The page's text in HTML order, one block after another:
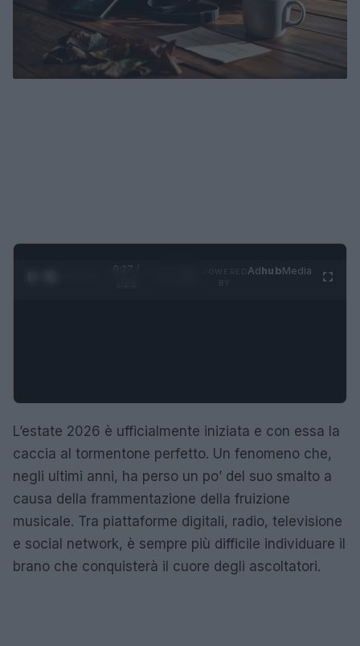
0:28 /
AdhubMedia
L’estate 2026 è ufficialmente iniziata e con essa la
caccia al tormentone perfetto. Un fenomeno che,
negli ultimi anni, ha perso un po’ del suo smalto a
causa della frammentazione della fruizione
musicale. Tra piattaforme digitali, radio, televisione
e social network, è sempre più difficile individuare il
brano che conquisterà il cuore degli ascoltatori.